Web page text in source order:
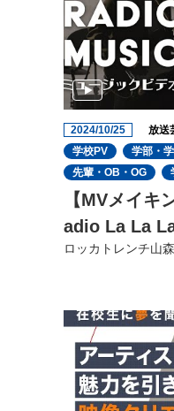
2024/10/25 放送
学校PV
学部・
先輩・OB・OG
【MVメイ
adio La La La
ロッカトレンチ山